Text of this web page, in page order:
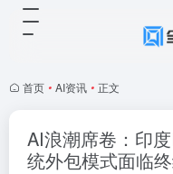
首页 • AI资讯 • 正文
AI浪潮席卷：印
统外包模式面临